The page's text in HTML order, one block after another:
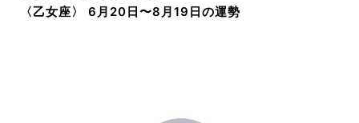
〈乙女座〉 6月20日〜8月19日の運勢